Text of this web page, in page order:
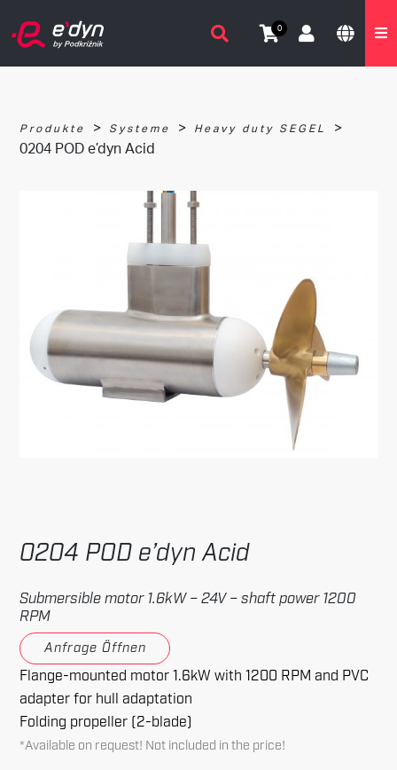
0
Produkte > Systeme > Heavy duty SEGEL
>
0204 POD e’dyn Acid
0204 POD e’dyn Acid
Submersible motor 1.6kW – 24V – shaft power 1200
RPM
Anfrage Öffnen
Flange-mounted motor 1.6kW with 1200 RPM and PVC
adapter for hull adaptation
Folding propeller (2-blade)
*Available on request! Not included in the price!